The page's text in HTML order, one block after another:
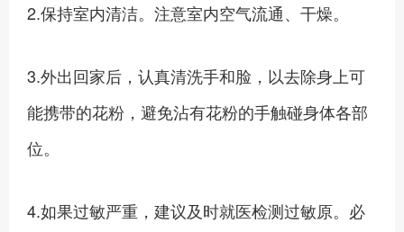
2.保持室内清洁。注意室内空气流通、干燥。
3.外出回家后，认真清洗手和脸，以去除身上可
能携带的花粉，避免沾有花粉的手触碰身体各部
位。
4.如果过敏严重，建议及时就医检测过敏原。必